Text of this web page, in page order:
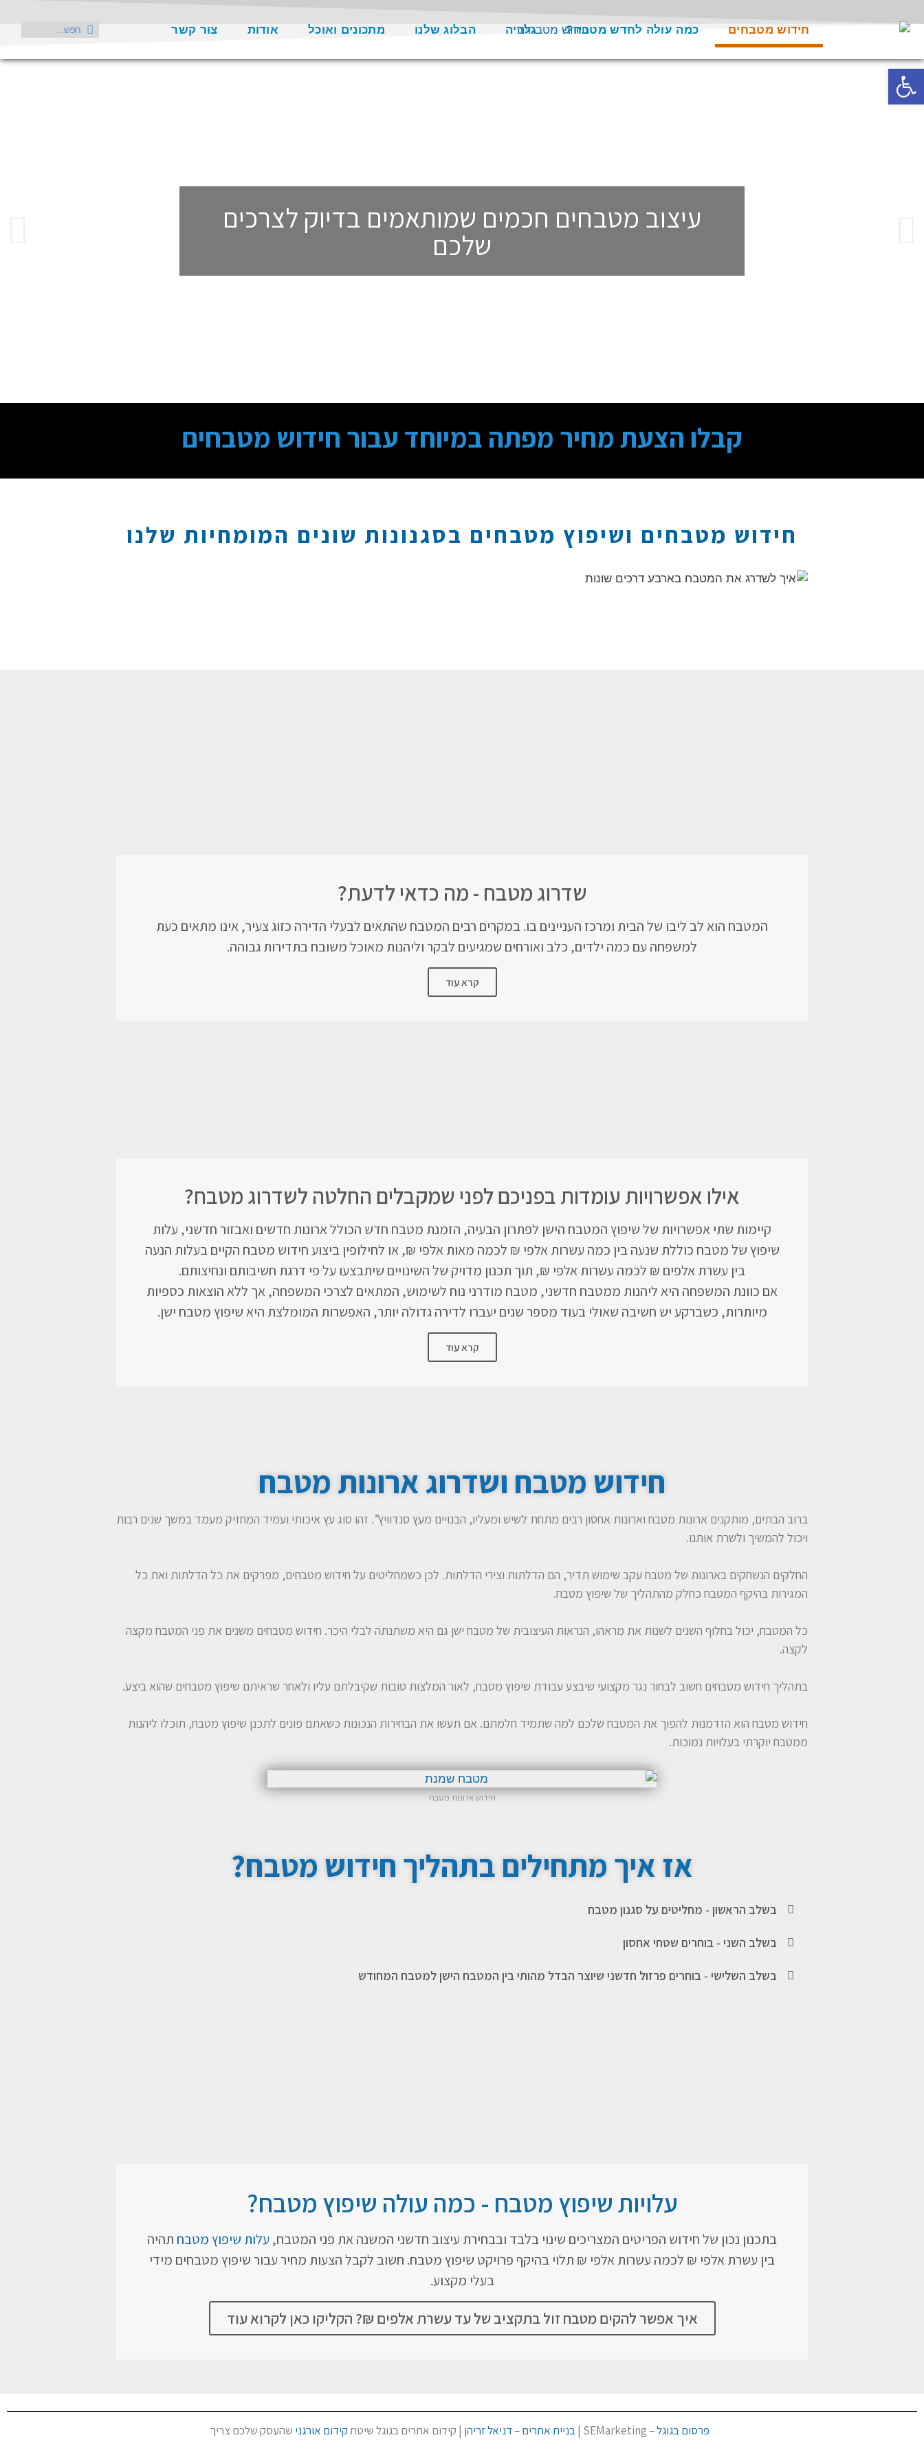
פתח סרגל נגישות
חידוש מטבחים כמה עולה לחדש מטבח? גלריה הבלוג שלנו מתכונים ואוכל אודות צור קשר
עיצוב מטבחים חכמים שמותאמים בדיוק לצרכים
שלכם
קבלו הצעת מחיר מפתה במיוחד עבור חידוש מטבחים
חידוש מטבחים ושיפוץ מטבחים בסגנונות שונים המומחיות שלנו
שדרוג מטבח - מה כדאי לדעת?
המטבח הוא לב ליבו של הבית ומרכז העניינים בו. במקרים רבים המטבח שהתאים לבעלי הדירה כזוג צעיר, אינו מתאים כעת
למשפחה עם כמה ילדים, כלב ואורחים שמגיעים לבקר וליהנות מאוכל משובח בתדירות גבוהה.
קרא עוד
אילו אפשרויות עומדות בפניכם לפני שמקבלים החלטה לשדרוג מטבח?
קיימות שתי אפשרויות של שיפוץ המטבח הישן לפתרון הבעיה, הזמנת מטבח חדש הכולל ארונות חדשים ואבזור חדשני, עלות
שיפוץ של מטבח כוללת שנעה בין כמה עשרות אלפי ₪ לכמה מאות אלפי ₪, או לחילופין ביצוע חידוש מטבח הקיים בעלות הנעה
בין עשרת אלפים ₪ לכמה עשרות אלפי ₪, תוך תכנון מדויק של השינויים שיתבצעו על פי דרגת חשיבותם ונחיצותם.
אם כוונת המשפחה היא ליהנות ממטבח חדשני, מטבח מודרני נוח לשימוש, המתאים לצרכי המשפחה, אך ללא הוצאות כספיות
מיותרות, כשברקע יש חשיבה שאולי בעוד מספר שנים יעברו לדירה גדולה יותר, האפשרות המומלצת היא שיפוץ מטבח ישן.
קרא עוד
חידוש מטבח ושדרוג ארונות מטבח
ברוב הבתים, מותקנים ארונות מטבח וארונות אחסון רבים מתחת לשיש ומעליו, הבנויים מעץ סנדוויץ”. זהו סוג עץ איכותי ועמיד המחזיק מעמד במשך שנים רבות
ויכול להמשיך ולשרת אותנו.
החלקים הנשחקים בארונות של מטבח עקב שימוש תדיר, הם הדלתות וצירי הדלתות. לכן כשמחליטים על חידוש מטבחים, מפרקים את כל הדלתות ואת כל
המגירות בהיקף המטבח כחלק מהתהליך של שיפוץ מטבח.
כל המטבח, יכול בחלוף השנים לשנות את מראהו, הנראות העיצובית של מטבח ישן גם היא משתנתה לבלי היכר. חידוש מטבחים משנים את פני המטבח מקצה
לקצה.
בתהליך חידוש מטבחים חשוב לבחור נגר מקצועי שיבצע עבודת שיפוץ מטבח, לאור המלצות טובות שקיבלתם עליו ולאחר שראיתם שיפוץ מטבחים שהוא ביצע.
חידוש מטבח הוא הזדמנות להפוך את המטבח שלכם למה שתמיד חלמתם. אם תעשו את הבחירות הנכונות כשאתם פונים לתכנן שיפוץ מטבח, תוכלו ליהנות
ממטבח יוקרתי בעלויות נמוכות.
חידוש ארונות מטבח
אז איך מתחילים בתהליך חידוש מטבח?
בשלב הראשון - מחליטים על סגנון מטבח
בשלב השני - בוחרים שטחי אחסון
בשלב השלישי - בוחרים פרזול חדשני שיוצר הבדל מהותי בין המטבח הישן למטבח המחודש​
עלויות שיפוץ מטבח - כמה עולה שיפוץ מטבח?
בתכנון נכון של חידוש הפריטים המצריכים שינוי בלבד ובבחירת עיצוב חדשני המשנה את פני המטבח, עלות שיפוץ מטבח תהיה
בין עשרת אלפי ₪ לכמה עשרות אלפי ₪ תלוי בהיקף פרויקט שיפוץ מטבח. חשוב לקבל הצעות מחיר עבור שיפוץ מטבחים מידי
בעלי מקצוע.
איך אפשר להקים מטבח זול בתקציב של עד עשרת אלפים ₪? הקליקו כאן לקרוא עוד
פרסום בגוגל– SEMarketing | בניית אתרים–דניאל זריהן | קידום אתרים בגוגל שיטתקידום אורגני שהעסק שלכם צריך